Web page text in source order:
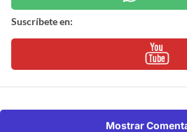
Suscríbete en:
Mostrar